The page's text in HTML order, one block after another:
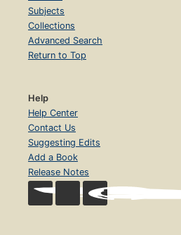
Subjects
Collections
Advanced Search
Return to Top
Help
Help Center
Contact Us
Suggesting Edits
Add a Book
Release Notes